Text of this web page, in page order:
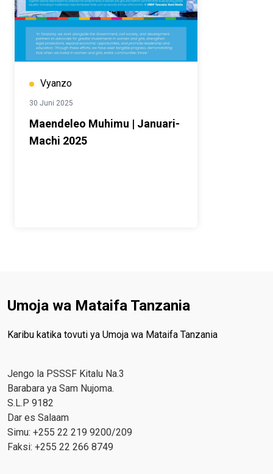
Vyanzo
30 Juni 2025
Maendeleo Muhimu | Januari-
Machi 2025
Umoja wa Mataifa Tanzania
Karibu katika tovuti ya Umoja wa Mataifa Tanzania
Jengo la PSSSF Kitalu Na.3
Barabara ya Sam Nujoma.
S.L.P 9182
Dar es Salaam
Simu: +255 22 219 9200/209
Faksi: +255 22 266 8749